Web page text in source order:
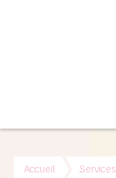
Accueil Services